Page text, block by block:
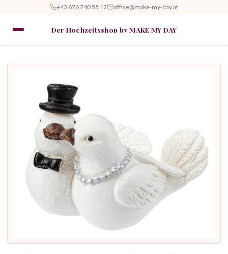
+43 676 740 55 12 office@make-my-day.at
Der Hochzeitsshop by MAKE MY DAY